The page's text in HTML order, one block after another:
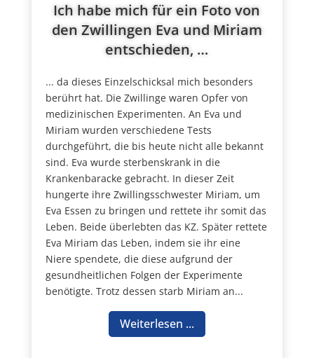
Ich habe mich für ein Foto von
den Zwillingen Eva und Miriam
entschieden, …
... da dieses Einzelschicksal mich besonders
berührt hat. Die Zwillinge waren Opfer von
medizinischen Experimenten. An Eva und
Miriam wurden verschiedene Tests
durchgeführt, die bis heute nicht alle bekannt
sind. Eva wurde sterbenskrank in die
Krankenbaracke gebracht. In dieser Zeit
hungerte ihre Zwillingsschwester Miriam, um
Eva Essen zu bringen und rettete ihr somit das
Leben. Beide überlebten das KZ. Später rettete
Eva Miriam das Leben, indem sie ihr eine
Niere spendete, die diese aufgrund der
gesundheitlichen Folgen der Experimente
benötigte. Trotz dessen starb Miriam an...
Weiterlesen ...